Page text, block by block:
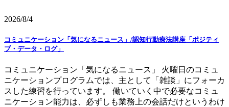
2026/8/4
コミュニケーション「気になるニュース」/認知行動療法講座「ポジティ
ブ・データ・ログ」
コミュニケーション「気になるニュース」 火曜日のコミュ
ニケーションプログラムでは、主として「雑談」にフォーカ
スした練習を行っています。 働いていく中で必要なコミュ
ニケーション能力は、必ずしも業務上の会話だけというわけ